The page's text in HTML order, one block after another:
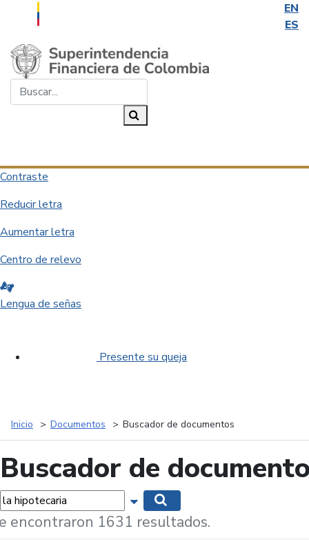
EN
ES
Saltar al contenido principal
Contraste
Reducir letra
Aumentar letra
Centro de relevo
Lengua de señas
Presente su queja
Inicio Documentos Buscador de documentos
Buscador de
Mostrar opciones de búsqueda
encontraron 1631 resultados.